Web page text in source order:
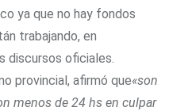
ya que no hay fondos
trabajando, en
discursos oficiales.
provincial, afirmó que«son
menos de 24 hs en culpar